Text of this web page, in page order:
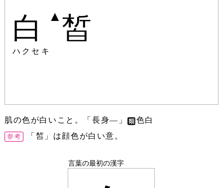
白 ▲ 皙
ハクセキ
肌の色が白いこと。「長身―」
色白
「皙」は顔色が白い意。
言葉の最初の漢字